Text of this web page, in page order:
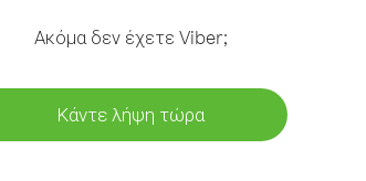
Ακόμα δεν έχετε Viber;
Κάντε λήψη τώρα